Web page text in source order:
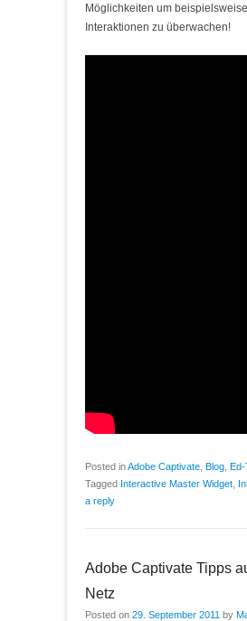
Möglichkeiten um
Interaktionen zu überwachen!
Posted inAdobe Captivate Blog Ed-
Tagged Interactive Master Widget
a reply
Adobe Captivate Tipps
Netz
Posted on 29. September 2011 by